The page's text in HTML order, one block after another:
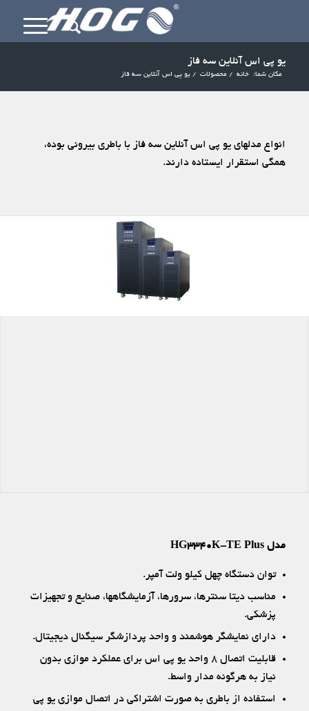
یو پی اس آنلاین سه فاز
مکان شما: خانه / محصولات / یو پی اس آنلاین سه فاز
انواع مدلهای یو پی اس آنلاین سه فاز با باطری بیرونی بوده،
همگی استقرار ایستاده دارند.
مدل HG3340K-TE Plus
توان دستگاه چهل کیلو ولت آمپر.
مناسب دیتا سنترها، سرورها، آزمایشگاهها، صنایع و تجهیزات
پزشکی.
دارای نمایشگر هوشمند و واحد پردازشگر سیگنال دیجیتال.
قابلیت اتصال ۸ واحد یو پی اس برای عملکرد موازی بدون
نیاز به هرگونه مدار واسط.
استفاده از باطری به صورت اشتراکی در اتصال موازی یو پی